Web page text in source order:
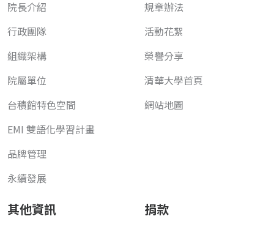
院長介紹
行政團隊
組織架構
院屬單位
台積館特色空間
EMI 雙語化學習計畫
品牌管理
永續發展
規章辦法
活動花絮
榮譽分享
清華大學首頁
網站地圖
其他資訊 捐款